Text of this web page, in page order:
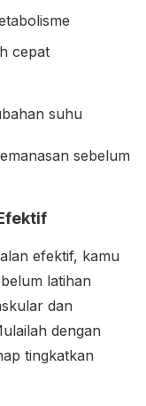
cepat
suhu
sebelum
efektif, kamu
latihan
dan
dengan
tingkatkan